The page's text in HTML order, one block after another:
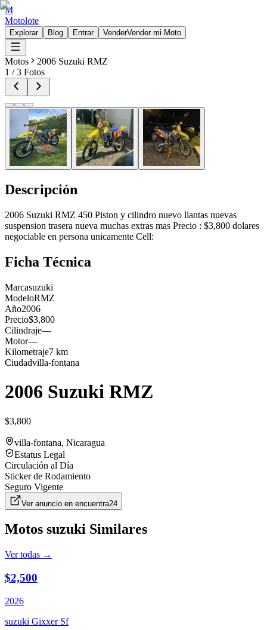
M
Motolote
Explorar Blog Entrar VenderVender mi Moto
Motos
2006 Suzuki RMZ
1 /3 Fotos
Descripción
2006 Suzuki RMZ 450 Piston y cilindro nuevo llantas nuevas
suspension trasera nueva muchas extras mas Precio : $3,800 dolares
negociable en persona unicamente Cell:
Ficha Técnica
Marcasuzuki
ModeloRMZ
Año2006
Precio$3,800
Cilindraje—
Motor—
Kilometraje7 km
Ciudadvilla-fontana
2006 Suzuki RMZ
$3,800
villa-fontana, Nicaragua
Estatus Legal
Circulación al Día
Sticker de Rodamiento
Seguro Vigente
Ver anuncio en encuentra24
Motos suzuki Similares
Ver todas →
$2,500
2026
suzuki Gixxer Sf